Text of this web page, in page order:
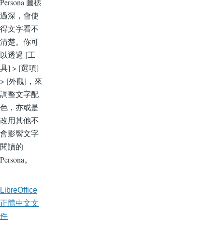
Persona 圖樣
過深，會使
得文字看不
清楚。你可
以透過 [工
具] > [選項]
> [外觀]，來
調整文字配
色，亦或是
改用其他不
會影響文字
閱讀的
Persona。
LibreOffice
正體中文文
件